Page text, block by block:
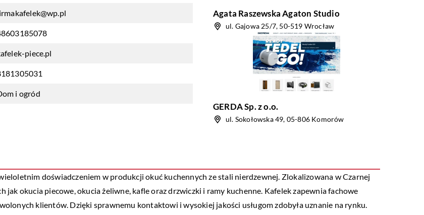
piece.pl
i ogród
Agata Raszewska Agaton Studio
ul. Gajowa 25/7, 50-519 Wrocław
GERDA Sp. z o.o.
ul. Sokołowska 49, 05-806 Komorów
doświadczeniem w produkcji okuć kuchennych ze stali nierdzewnej. Zlokalizowana w Czarnej
okucia piecowe, okucia żeliwne, kafle oraz drzwiczki i ramy kuchenne. Kafelek zapewnia fachowe
klientów. Dzięki sprawnemu kontaktowi i wysokiej jakości usługom zdobyła uznanie na rynku.